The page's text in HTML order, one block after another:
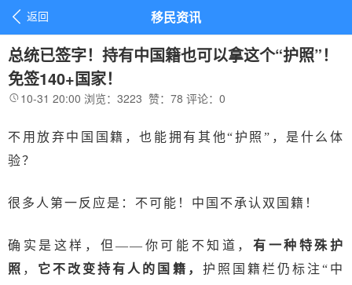
 返回 移民资讯
总统已签字！持有中国籍也可以拿这个“护照”！
免签140+国家！
10-31 20:00 浏览：3223 赞： 78 评论： 0
不用放弃中国国籍，也能拥有其他“护照”，是什么体
验？
很多人第一反应是：不可能！中国不承认双国籍！
确实是这样，但——你可能不知道，有一种特殊护
照 ， 它不改变持有人的国籍 ， 护照国籍栏仍标注 “中